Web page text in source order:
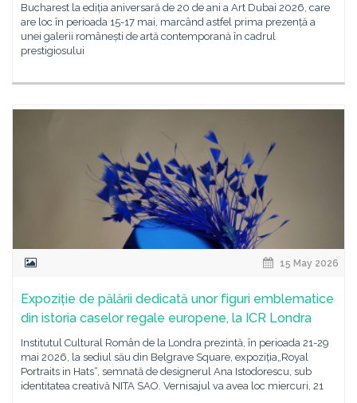
Bucharest la ediția aniversară de 20 de ani a Art Dubai 2026, care
are loc în perioada 15-17 mai, marcând astfel prima prezență a
unei galerii românești de artă contemporană în cadrul
prestigiosului
15 May 2026
Expoziție de pălării dedicată unor figuri emblematice
din istoria caselor regale europene, la ICR Londra
Institutul Cultural Român de la Londra prezintă, în perioada 21-29
mai 2026, la sediul său din Belgrave Square, expoziția„Royal
Portraits in Hats“, semnată de designerul Ana Istodorescu, sub
identitatea creativă NITA SAO. Vernisajul va avea loc miercuri, 21